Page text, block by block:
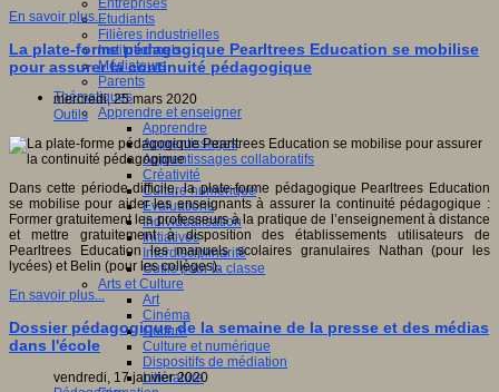
Entreprises
Etudiants
Filières industrielles
Institutionnels
Médiateurs
Parents
Thématiques
Apprendre et enseigner
Apprendre
Apprentissages
Apprentissages collaboratifs
Créativité
Culture numérique
Evaluations
Individualisation
Initiatives
Interdisciplinarité
Outils pour la classe
Arts et Culture
Art
Cinéma
Culture
Culture et numérique
Dispositifs de médiation
Littérature
En savoir plus...
La plate-forme pédagogique Pearltrees Education se mobilise
pour assurer la continuité pédagogique
mercredi, 25 mars 2020
Outils
Dans cette période difficile, la plate-forme pédagogique Pearltrees Education
se mobilise pour aider les enseignants à assurer la continuité pédagogique :
Former gratuitement les professeurs à la pratique de l’enseignement à distance
et mettre gratuitement à disposition des établissements utilisateurs de
Pearltrees Education les manuels scolaires granulaires Nathan (pour les
lycées) et Belin (pour les collèges).
En savoir plus...
Dossier pédagogique de la semaine de la presse et des médias
dans l'école
vendredi, 17 janvier 2020